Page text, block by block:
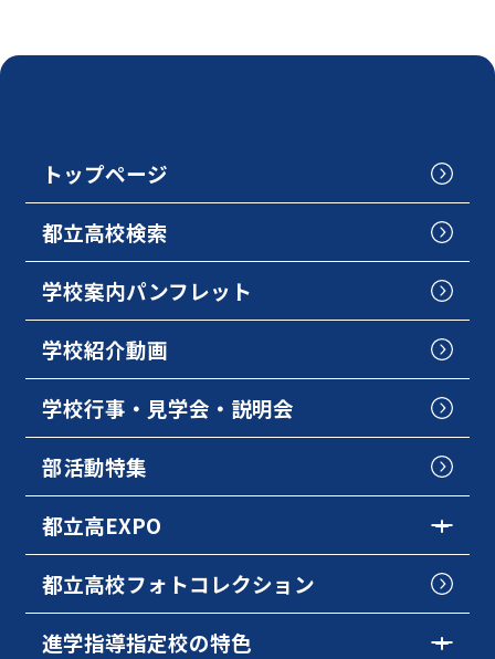
トップページ
都立高校検索
学校案内パンフレット
学校紹介動画
学校行事・見学会・説明会
部活動特集
都立高EXPO
都立高校フォトコレクション
進学指導指定校の特色